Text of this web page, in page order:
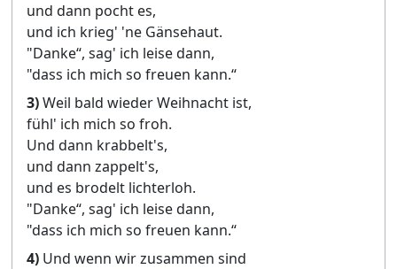
und dann pocht es,
und ich krieg' 'ne Gänsehaut.
"Danke“, sag' ich leise dann,
"dass ich mich so freuen kann.“
3)Weil bald wieder Weihnacht ist,
fühl' ich mich so froh.
Und dann krabbelt's,
und dann zappelt's,
und es brodelt lichterloh.
"Danke“, sag' ich leise dann,
"dass ich mich so freuen kann.“
4) Und wenn wir zusammen sind